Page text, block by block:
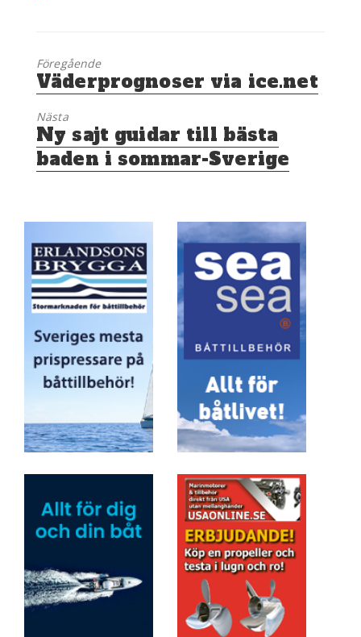
Föregående
Föregående
inlägg:
Väderprognoser via ice.net
Nästa
Nästa
inlägg:
Ny sajt guidar till bästa
baden i sommar-Sverige